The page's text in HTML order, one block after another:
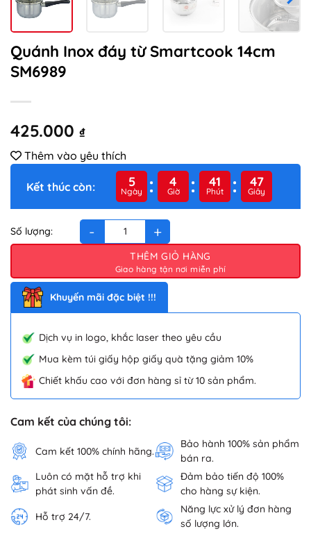
Quánh Inox đáy từ Smartcook 14cm
SM6989
425.000 ₫
Kết thúc còn: 5
Ngày
4
Giờ
41
Phút
46
Giây
Quánh Inox đáy từ Smartcook 14cm SM6989 số lượng
THÊM GIỎ HÀNG
Khuyến mãi đặc biệt !!!
Dịch vụ in logo, khắc laser theo yêu cầu
Mua kèm túi giấy hộp giấy quà tặng giảm 10%
Chiết khấu cao với đơn hàng sỉ từ 10 sản phẩm.
Cam kết của chúng tôi:
Cam kết 100% chính hãng.
Bảo hành 100% sản phẩm
bán ra.
Luôn có mặt hỗ trợ khi
phát sinh vấn đề.
Đảm bảo tiến độ 100%
cho hàng sự kiện.
Hỗ trợ 24/7.
Năng lực xử lý đơn hàng
số lượng lớn.
Thêm vào yêu thích